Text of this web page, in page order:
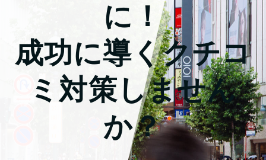
に！
成功に導くクチコ
ミ対策しません
か？